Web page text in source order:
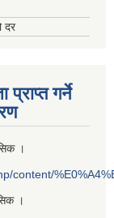
दर
प्राप्त गर्ने
।
content/
।